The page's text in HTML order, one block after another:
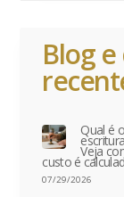
Blog
Qual é
Veja
custo é
07/29/2026